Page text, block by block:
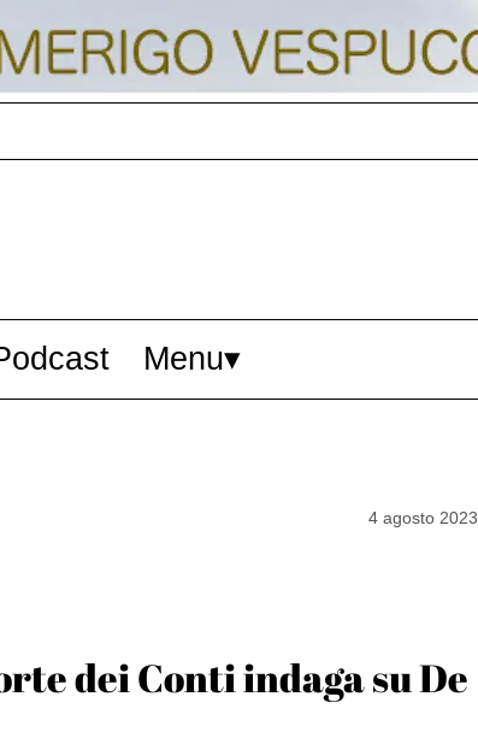
Menu
4 agosto 2023
dei Conti indaga su De